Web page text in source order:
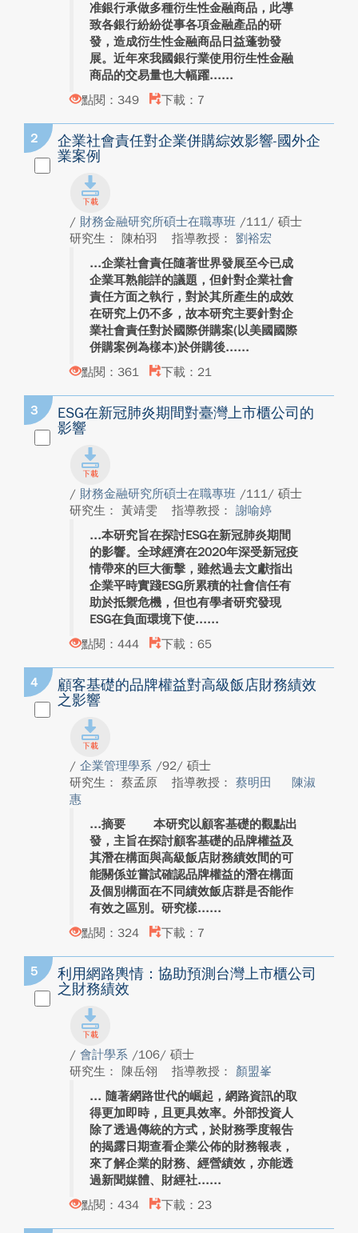
准銀行承做多種衍生性金融商品，此導
致各銀行紛紛從事各項金融產品的研
發，造成衍生性金融商品日益蓬勃發
展。近年來我國銀行業使用衍生性金融
商品的交易量也大幅躍...
點閱：349
下載：7
2
企業社會責任對企業併購綜效影響-國外企
業案例
/ 財務金融研究所碩士在職專班 /111/ 碩士
研究生： 陳柏羽
指導教授： 劉裕宏
企業社會責任隨著世界發展至今已成
企業耳熟能詳的議題，但針對企業社會
責任方面之執行，對於其所產生的成效
在研究上仍不多，故本研究主要針對企
業社會責任對於國際併購案(以美國國際
併購案例為樣本)於併購後...
點閱：361
下載：21
3
ESG在新冠肺炎期間對臺灣上市櫃公司的
影響
/ 財務金融研究所碩士在職專班 /111/ 碩士
研究生： 黃靖雯
指導教授： 謝喻婷
本研究旨在探討ESG在新冠肺炎期間
的影響。全球經濟在2020年深受新冠疫
情帶來的巨大衝擊，雖然過去文獻指出
企業平時實踐ESG所累積的社會信任有
助於抵禦危機，但也有學者研究發現
ESG在負面環境下使...
點閱：444
下載：65
4
顧客基礎的品牌權益對高級飯店財務績效
之影響
/ 企業管理學系 /92/ 碩士
研究生： 蔡孟原
指導教授： 蔡明田
陳淑
惠
摘要 本研究以顧客基礎的觀點出
發，主旨在探討顧客基礎的品牌權益及
其潛在構面與高級飯店財務績效間的可
能關係並嘗試確認品牌權益的潛在構面
及個別構面在不同績效飯店群是否能作
有效之區別。研究樣...
點閱：324
下載：7
5
利用網路輿情：協助預測台灣上市櫃公司
之財務績效
/ 會計學系 /106/ 碩士
研究生： 陳岳翎
指導教授： 顏盟峯
隨著網路世代的崛起，網路資訊的取
得更加即時，且更具效率。外部投資人
除了透過傳統的方式，於財務季度報告
的揭露日期查看企業公佈的財務報表，
來了解企業的財務、經營績效，亦能透
過新聞媒體、財經社...
點閱：434
下載：23